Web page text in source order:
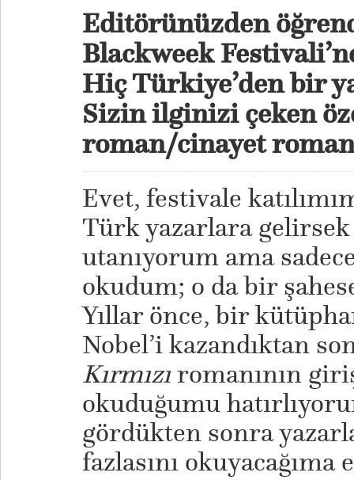
Editörünüzden
Blackweek
Hiç Türkiye’den bir
Sizin ilginizi çeken
roman/cinayet
Evet, festivale
Türk yazarlara
utanıyorum ama
okudum; o da bir
Yıllar önce, bir
Nobel’i kazandıktan
Kırmızıromanının
okuduğumu
gördükten sonra
fazlasını